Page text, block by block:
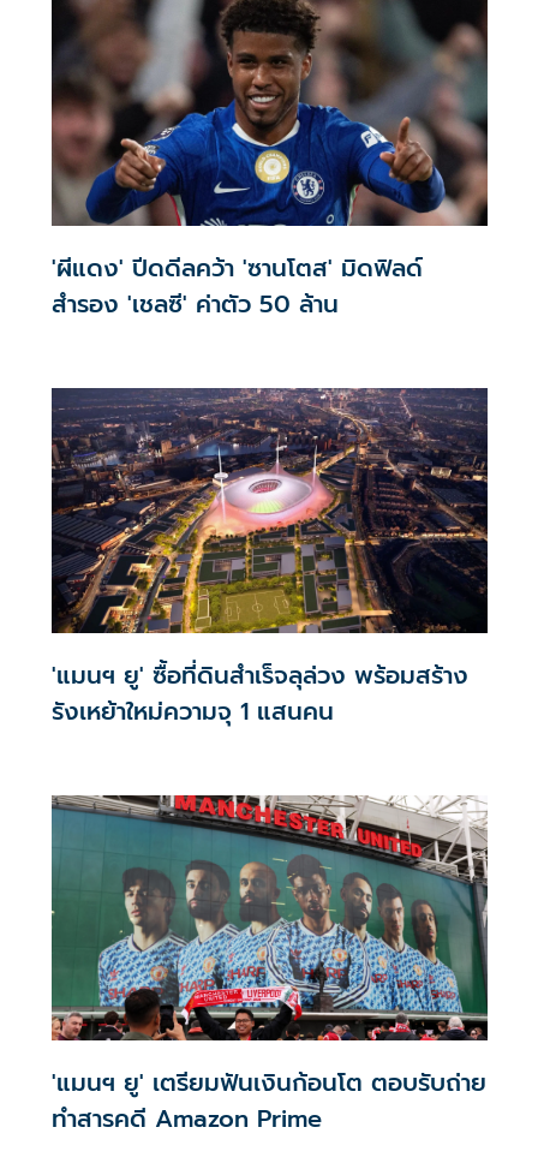
'ผีแดง' ปีดดีลคว้า 'ซานโตส' มิดฟิลด์
สำรอง 'เชลซี' ค่าตัว 50 ล้าน
'แมนฯ ยู' ซื้อที่ดินสำเร็จลุล่วง พร้อมสร้าง
รังเหย้าใหม่ความจุ 1 แสนคน
'แมนฯ ยู' เตรียมฟันเงินก้อนโต ตอบรับถ่าย
ทำสารคดี Amazon Prime